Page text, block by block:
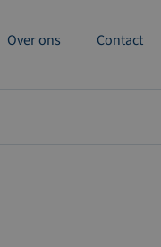
Over ons Contact